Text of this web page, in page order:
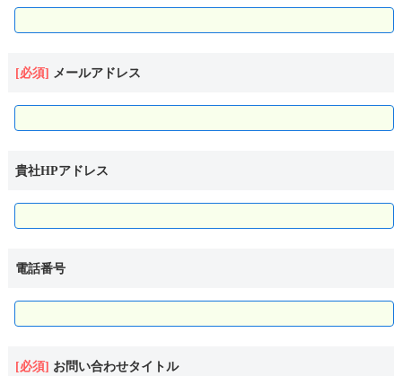
メールアドレス
貴社HPアドレス
電話番号
お問い合わせタイトル